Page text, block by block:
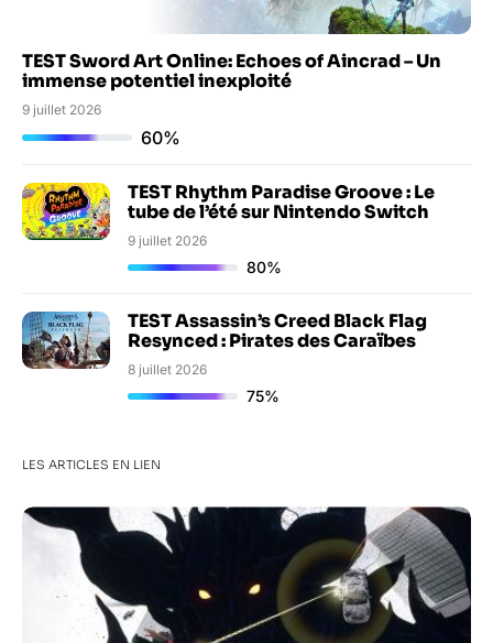
TEST Sword Art Online: Echoes of Aincrad – Un
immense potentiel inexploité
9 juillet 2026
60%
TEST Rhythm Paradise Groove : Le
tube de l’été sur Nintendo Switch
9 juillet 2026
80%
TEST Assassin’s Creed Black Flag
Resynced : Pirates des Caraïbes
8 juillet 2026
75%
LES ARTICLES EN LIEN